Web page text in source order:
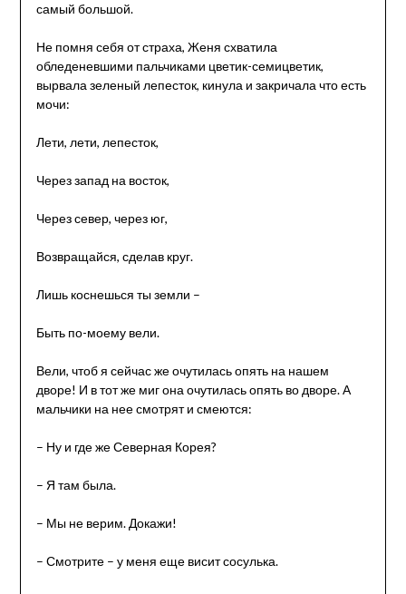
самый большой.
Не помня себя от страха, Женя схватила
обледеневшими пальчиками цветик-семицветик,
вырвала зеленый лепесток, кинула и закричала что есть
мочи:
Лети, лети, лепесток,
Через запад на восток,
Через север, через юг,
Возвращайся, сделав круг.
Лишь коснешься ты земли –
Быть по-моему вели.
Вели, чтоб я сейчас же очутилась опять на нашем
дворе! И в тот же миг она очутилась опять во дворе. А
мальчики на нее смотрят и смеются:
– Ну и где же Северная Корея?
– Я там была.
– Мы не верим. Докажи!
– Смотрите – у меня еще висит сосулька.